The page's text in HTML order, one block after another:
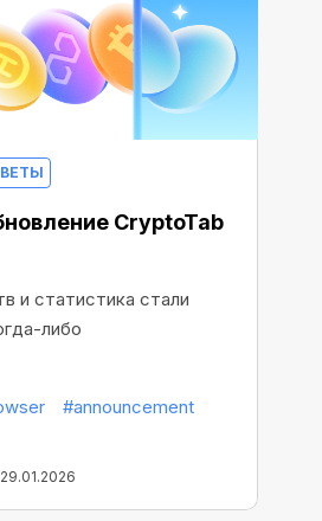
CryptoTab
и статистика стали
либо
#announcement
29.01.2026